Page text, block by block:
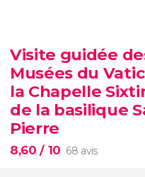
romain
Visite guidée
Musées du
la Chapelle
de la basilique
Pierre
8,60/ 10 68 avis